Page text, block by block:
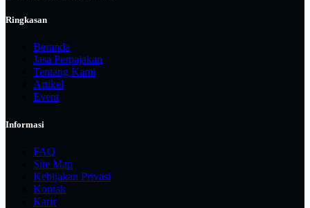
Ringkasan
Beranda
Jasa Perpajakan
Tentang Kami
Artikel
Event
Informasi
FAQ
Site Map
Kebijakan Privasi
Kontak
Karir